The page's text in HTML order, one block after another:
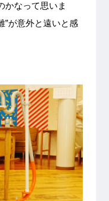
かなって思いま
”が意外と遠いと感